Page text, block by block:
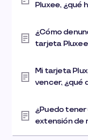
Pluxee, ¿qué
¿Cómo
tarjeta
Mi tarjeta
vencer, ¿qué
¿Puedo
extensión de